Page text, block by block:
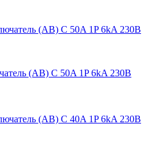
(АВ) C 50A 1P 6kA 230В